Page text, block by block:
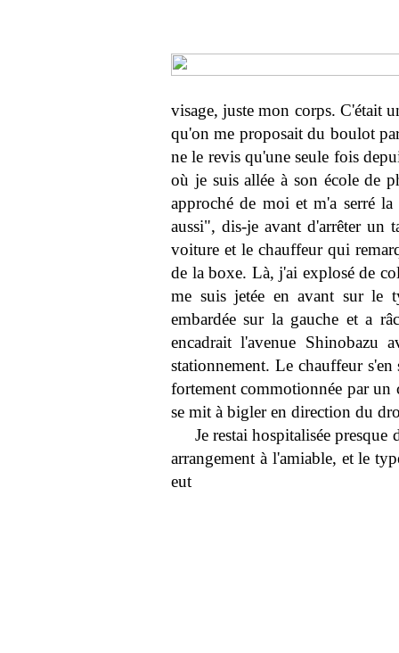
visage, juste mon corps. C'était
qu'on me proposait du boulot
ne le revis qu'une seule fois
où je suis allée à son école de
approché de moi et m'a serré
aussi", dis-je avant d'arrêter un
voiture et le chauffeur qui
de la boxe. Là, j'ai explosé de
me suis jetée en avant sur le
embardée sur la gauche et a
encadrait l'avenue Shinobazu
stationnement. Le chauffeur
fortement commotionnée par
se mit à bigler en direction du
Je restai hospitalisée
arrangement à l'amiable, et le
eut